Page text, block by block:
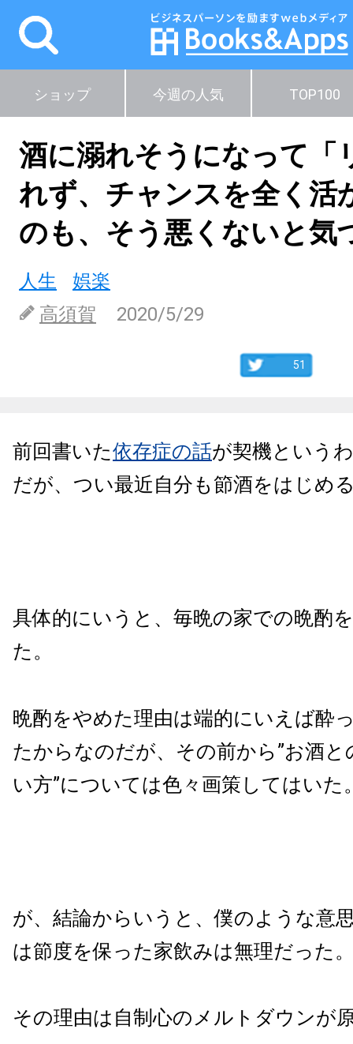
ショップ 今週の人気 TOP100
酒に溺れそうになって「
れず、チャンスを全く活
のも、そう悪くないと気
人生
娯楽
高須賀
2020/5/29
51
前回書いた依存症の話が契機という
だが、つい最近自分も節酒をはじめ
具体的にいうと、毎晩の家での晩酌
た。
晩酌をやめた理由は端的にいえば酔
たからなのだが、その前から”お酒と
い方”については色々画策してはいた
が、結論からいうと、僕のような意
は節度を保った家飲みは無理だった
その理由は自制心のメルトダウンが